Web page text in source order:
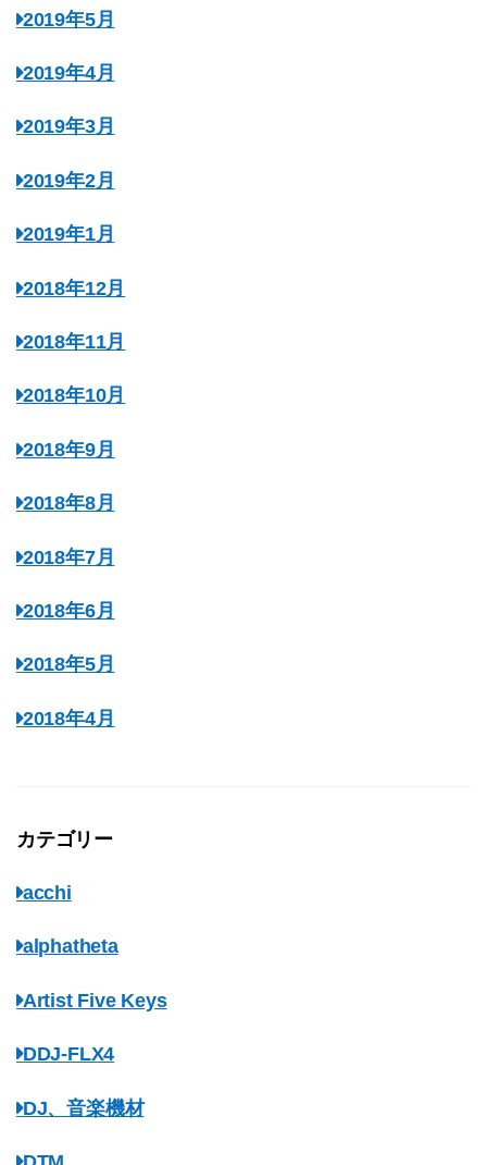
2019年5月
2019年4月
2019年3月
2019年2月
2019年1月
2018年12月
2018年11月
2018年10月
2018年9月
2018年8月
2018年7月
2018年6月
2018年5月
2018年4月
カテゴリー
acchi
alphatheta
Artist Five Keys
DDJ-FLX4
DJ、音楽機材